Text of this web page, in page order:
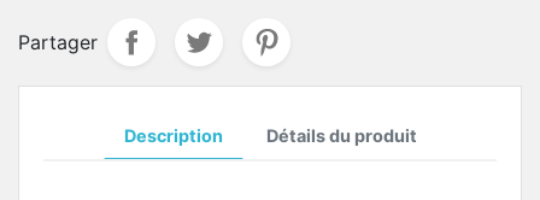
Partager
Description Détails du produit